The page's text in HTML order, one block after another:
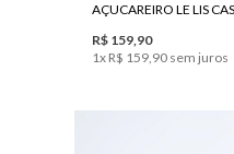
R$ 159, 90
1x R$ 159, 90sem juros